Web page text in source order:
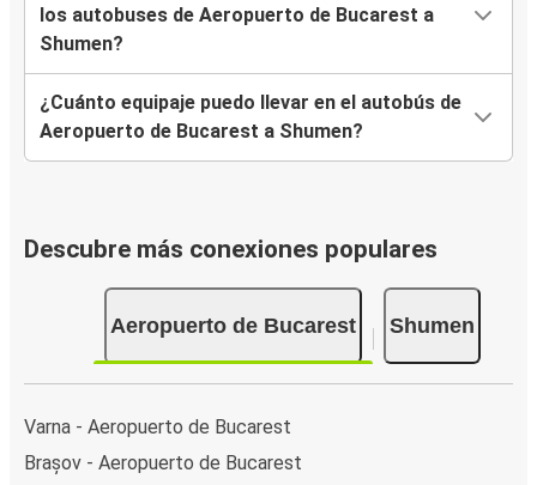
los autobuses de Aeropuerto de Bucarest a
Shumen?
¿Cuánto equipaje puedo llevar en el autobús de
Aeropuerto de Bucarest a Shumen?
Descubre más conexiones populares
Aeropuerto de Bucarest Shumen
Varna - Aeropuerto de Bucarest
Brașov - Aeropuerto de Bucarest